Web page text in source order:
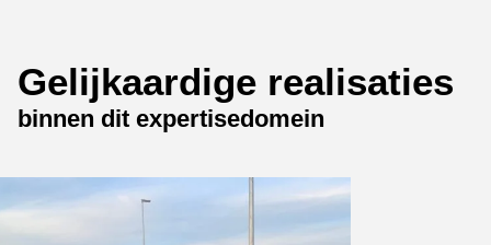
Gelijkaardige realisaties
binnen dit expertisedomein